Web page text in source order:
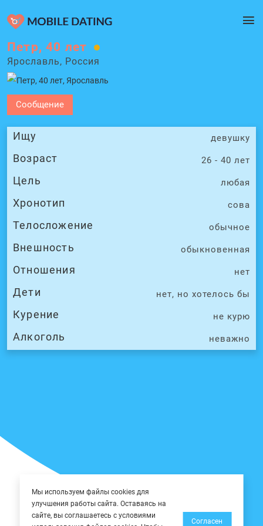
Сообщение
Ищу девушку
Возраст 26 - 40 лет
Цель любая
Хронотип сова
Телосложение обычное
Внешность обыкновенная
Отношения нет
Дети нет, но хотелось бы
Курение не курю
Алкоголь неважно
Петр, 40 лет
Ярославль, Россия
Мы используем файлы cookies для
улучшения работы сайта. Оставаясь на
сайте, вы соглашаетесь с условиями
Согласен